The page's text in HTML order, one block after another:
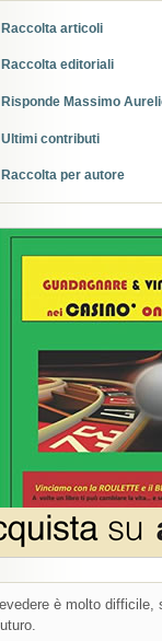
Raccolta articoli
Raccolta editoriali
Risponde Massimo
Ultimi contributi
Raccolta per autore
è molto difficile,